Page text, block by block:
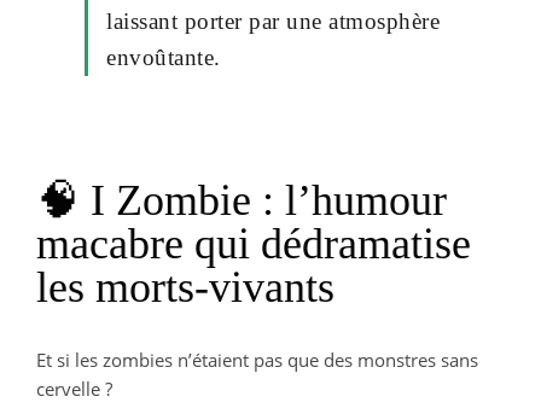
laissant porter par une atmosphère
envoûtante.
🧠 I Zombie : l’humour
macabre qui dédramatise
les morts-vivants
Et si les zombies n’étaient pas que des monstres sans
cervelle ?